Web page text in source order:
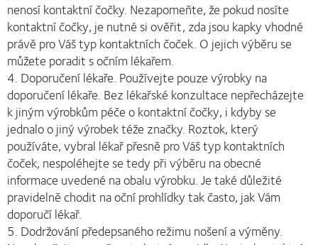
nenosí kontaktní čočky. Nezapomeňte, že pokud nosíte
kontaktní čočky, je nutné si ověřit, zda jsou kapky vhodné
právě pro Váš typ kontaktních čoček. O jejich výběru se
můžete poradit s očním lékařem.
4. Doporučení lékaře. Používejte pouze výrobky na
doporučení lékaře. Bez lékařské konzultace nepřecházejte
k jiným výrobkům péče o kontaktní čočky, i kdyby se
jednalo o jiný výrobek téže značky. Roztok, který
používáte, vybral lékař přesně pro Váš typ kontaktních
čoček, nespoléhejte se tedy při výběru na obecné
informace uvedené na obalu výrobku. Je také důležité
pravidelně chodit na oční prohlídky tak často, jak Vám
doporučí lékař.
5. Dodržování předepsaného režimu nošení a výměny.